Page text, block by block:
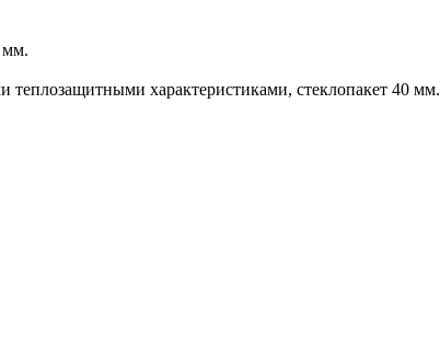
мм.
характеристиками, стеклопакет 40 мм.